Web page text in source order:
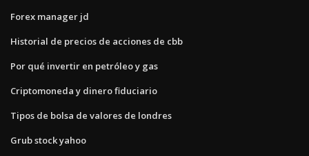
Forex manager jd
Historial de precios de acciones de cbb
Por qué invertir en petróleo y gas
Criptomoneda y dinero fiduciario
Tipos de bolsa de valores de londres
Grub stock yahoo